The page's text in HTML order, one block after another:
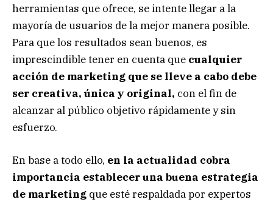
herramientas que ofrece, se intente llegar a la
mayoría de usuarios de la mejor manera posible.
Para que los resultados sean buenos, es
imprescindible tener en cuenta que cualquier
acción de marketing que se lleve a cabo debe
ser creativa, única y original, con el fin de
alcanzar al público objetivo rápidamente y sin
esfuerzo.
En base a todo ello, en la actualidad cobra
importancia establecer una buena estrategia
de marketing que esté respaldada por expertos